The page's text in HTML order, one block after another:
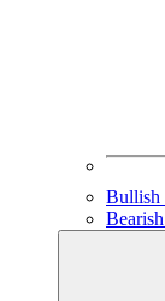
Bullish